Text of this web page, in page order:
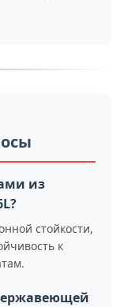
из
стойкости,
к